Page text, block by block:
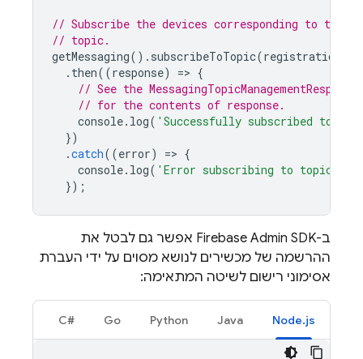
// Subscribe the devices corresponding to the
// topic.
getMessaging(). subscribeToTopic(
. then((response) => {
// See the
// for the contents of response.
console. log( 'Successfully subscribed to
})
.catch((error) => {
console. log( 'Error subscribing to topic:'
});
ב- Firebase Admin SDK
אפשר גם לבטל את
ההרשמה של מכשירים לנושא מסוים על ידי העברת
אסימוני רישום לשיטה המתאימה:
Node.js
Java
Python
Go
C#‎